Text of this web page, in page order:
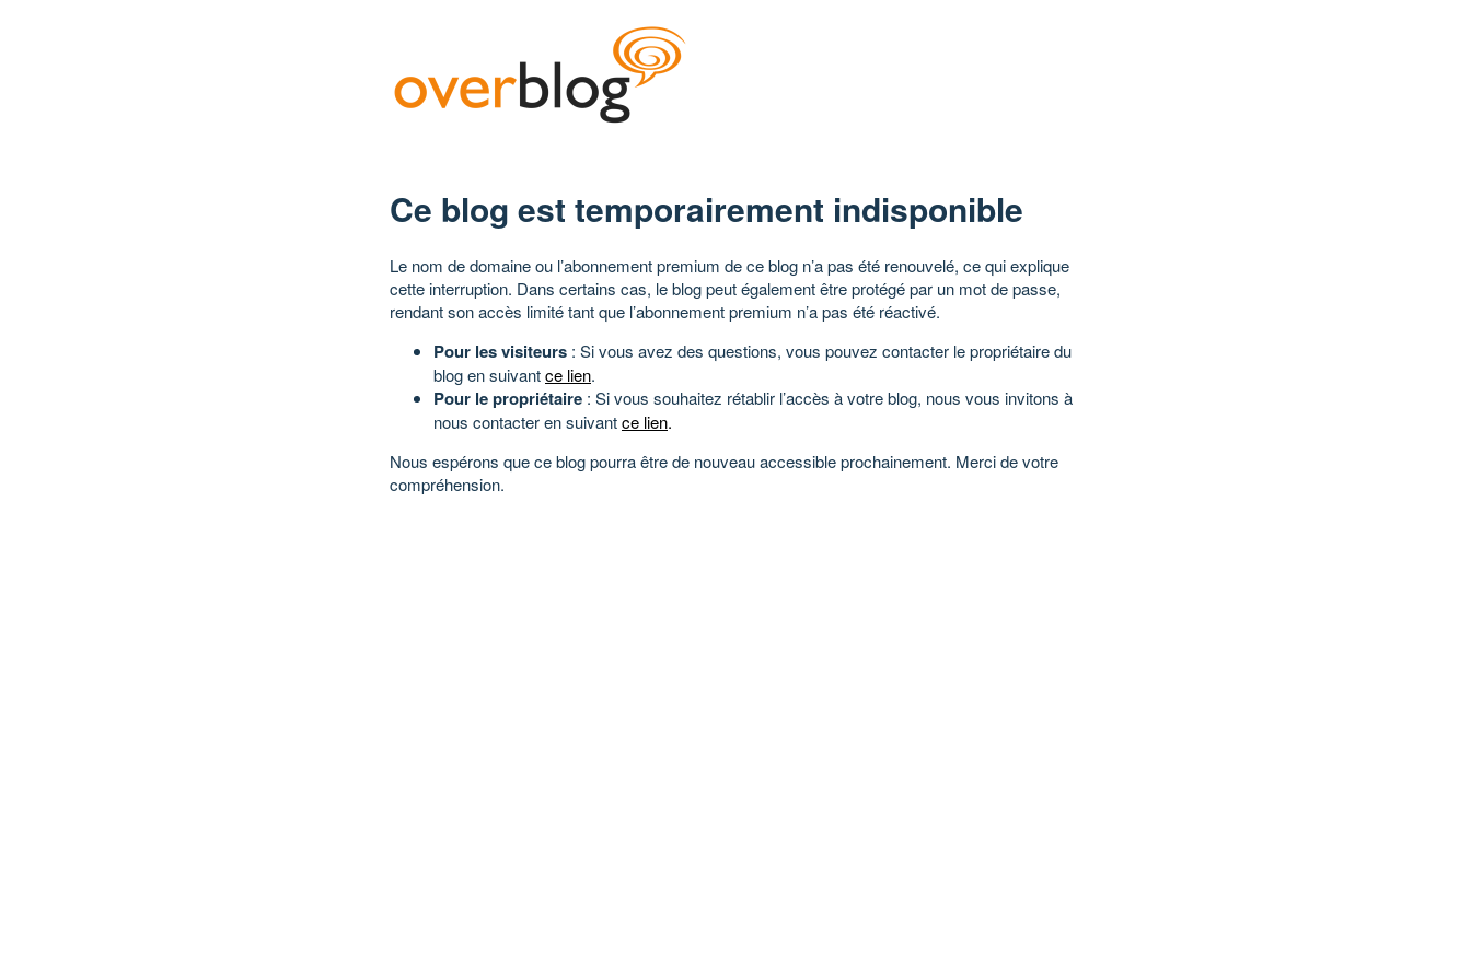
Ce blog est temporairement indisponible
Le nom de domaine ou l’abonnement premium de ce blog n’a pas été renouvelé, ce qui explique
cette interruption. Dans certains cas, le blog peut également être protégé par un mot de passe,
rendant son accès limité tant que l’abonnement premium n’a pas été réactivé.
Pour les visiteurs : Si vous avez des questions, vous pouvez contacter le propriétaire du
blog en suivantce lien.
Pour le propriétaire : Si vous souhaitez rétablir l’accès à votre blog, nous vous invitons à
nous contacter en suivantce lien.
Nous espérons que ce blog pourra être de nouveau accessible prochainement. Merci de votre
compréhension.